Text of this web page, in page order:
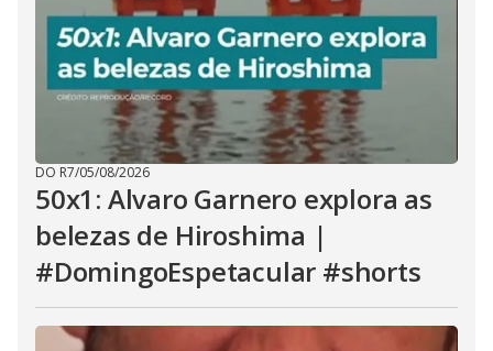
DO R7/05/08/2026
50x1: Alvaro Garnero explora as
belezas de Hiroshima |
#DomingoEspetacular #shorts